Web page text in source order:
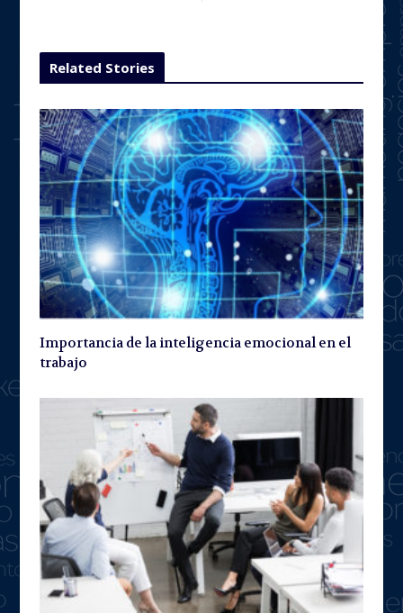
Related Stories
Importancia de la inteligencia emocional en el
trabajo